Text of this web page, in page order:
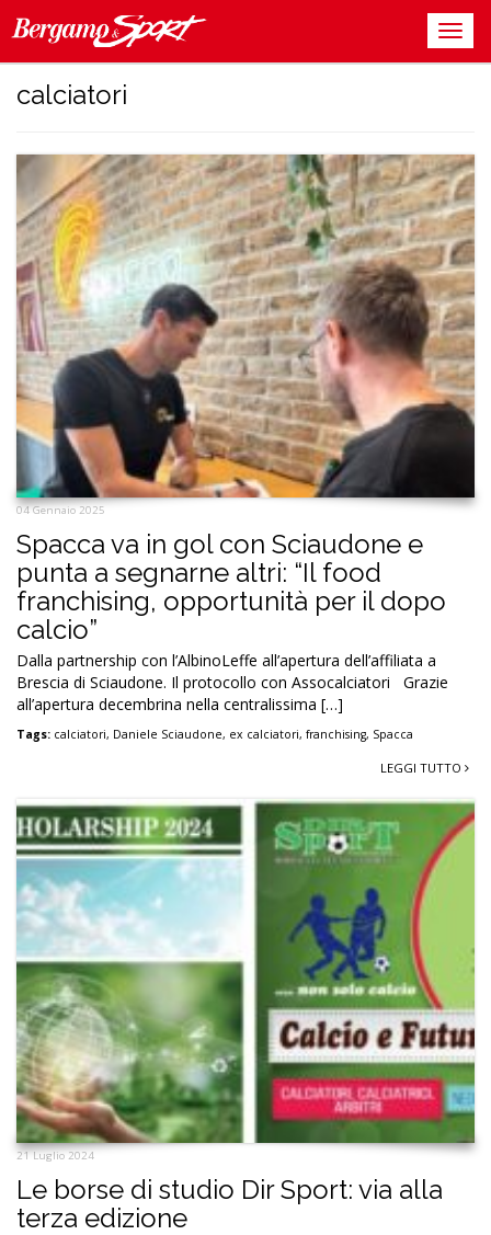
calciatori
04 Gennaio 2025
Spacca va in gol con Sciaudone e
punta a segnarne altri: “Il food
franchising, opportunità per il dopo
calcio”
Dalla partnership con l’AlbinoLeffe all’apertura dell’affiliata a
Brescia di Sciaudone. Il protocollo con Assocalciatori Grazie
all’apertura decembrina nella centralissima […]
Tags: calciatori, Daniele Sciaudone, ex calciatori, franchising, Spacca
LEGGI TUTTO
21 Luglio 2024
Le borse di studio Dir Sport: via alla
terza edizione